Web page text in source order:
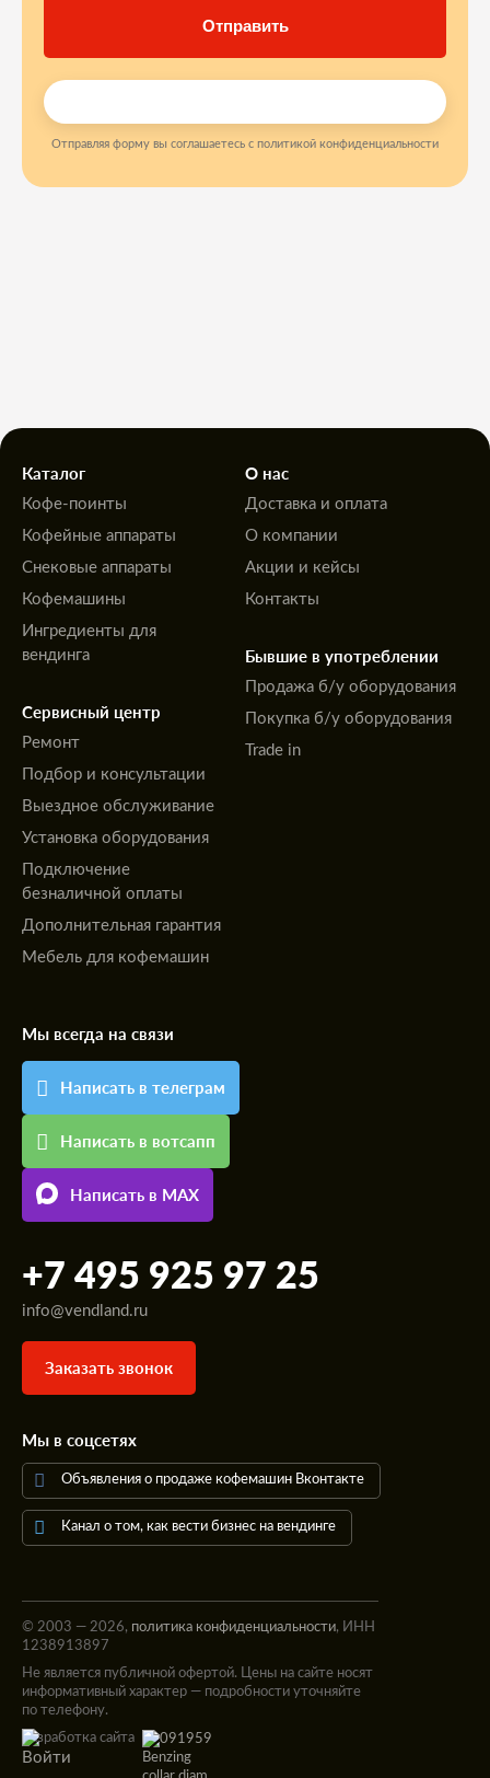
Отправляя форму вы соглашаетесь с политикой конфиденциальности
Каталог
Кофе-поинты
Кофейные аппараты
Снековые аппараты
Кофемашины
Ингредиенты для
вендинга
Сервисный центр
Ремонт
Подбор и консультации
Выездное обслуживание
Установка оборудования
Подключение
безналичной оплаты
Дополнительная гарантия
Мебель для кофемашин
О нас
Доставка и оплата
О компании
Акции и кейсы
Контакты
Бывшие в употреблении
Продажа б/у оборудования
Покупка б/у оборудования
Trade in
Мы всегда на связи
Написать в телеграм
Написать в вотсапп
Написать в MAX
+7 495 925 97 25
info@vendland.ru
Заказать звонок
Мы в соцсетях
Объявления о продаже кофемашин Вконтакте
Канал о том, как вести бизнес на вендинге
© 2003 — 2026, политика конфиденциальности, ИНН
1238913897
Не является публичной офертой. Цены на сайте носят
информативный характер — подробности уточняйте
по телефону.
Разработка сайта